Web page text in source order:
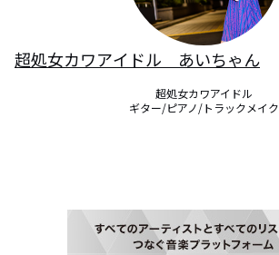
超処女カワアイドル あいちゃん
超処女カワアイドル
ギター/ピアノ/トラックメイク